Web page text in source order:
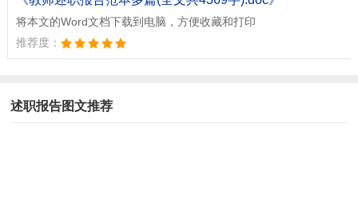
将本文的Word文档下载到电脑，方便收藏和打印
推荐度：
述职报告图文推荐